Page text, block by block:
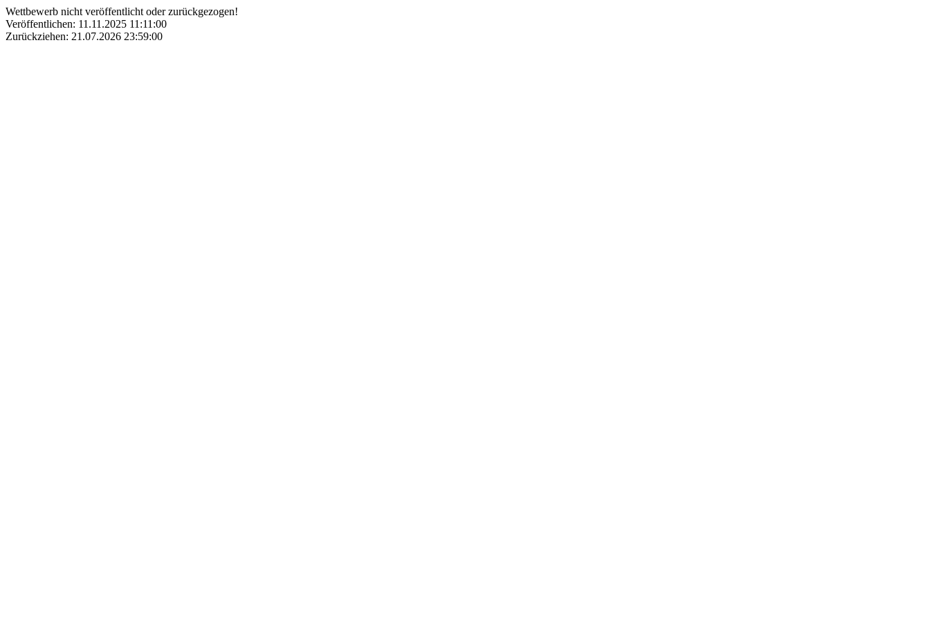
Wettbewerb nicht veröffentlicht oder zurückgezogen!
Veröffentlichen: 11.11.2025 11:11:00
Zurückziehen: 21.07.2026 23:59:00